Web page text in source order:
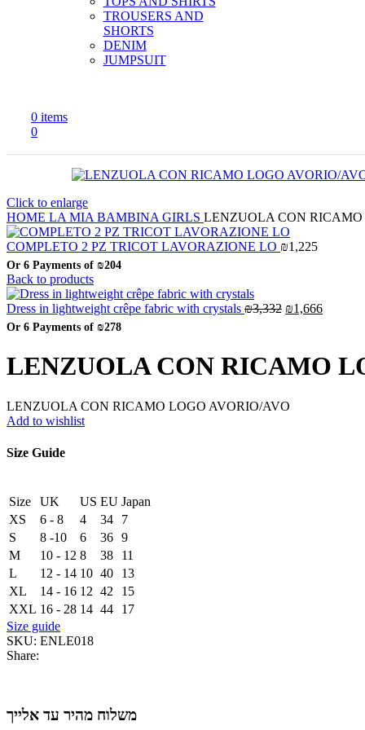
TROUSERS AND
SHORTS
DENIM
JUMPSUIT
0 items
0
Click to enlarge
HOME LA MIA BAMBINA GIRLS LENZUOLA CON
COMPLETO 2 PZ TRICOT LAVORAZIONE LO ₪1,225
Or 6 Payments of ₪204
Back to products
Dress in lightweight crêpe fabric with crystals ₪3,332 Original
₪1,666Current
Or 6 Payments of ₪278
LENZUOLA CON RICAMO
LENZUOLA CON RICAMO LOGO AVORIO/AVO
Add to wishlist
Size Guide
Size UK US EU Japan
XS
6 - 8 4 34
7
S
8 -10 6 36 9
M
10 - 12 8 38
11
L
12 - 14 10 40
13
XL
14 - 16 12 42
15
XXL 16 - 28 14 44
17
Size guide
SKU: ENLE018
Share:
משלוח מהיר עד אלייך